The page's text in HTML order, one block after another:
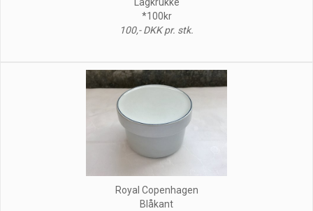
*100kr
100,- DKK pr. stk.
Royal Copenhagen
Blåkant